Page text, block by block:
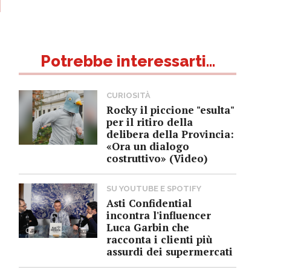
Potrebbe interessarti...
CURIOSITÀ
Rocky il piccione "esulta"
per il ritiro della
delibera della Provincia:
«Ora un dialogo
costruttivo» (Video)
SU YOUTUBE E SPOTIFY
Asti Confidential
incontra l'influencer
Luca Garbin che
racconta i clienti più
assurdi dei supermercati